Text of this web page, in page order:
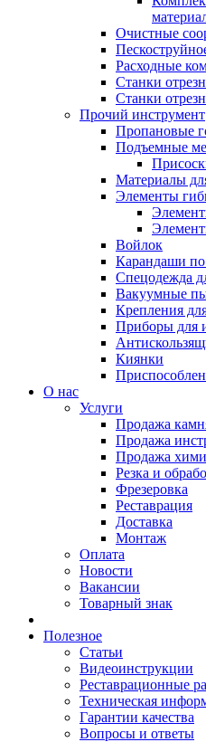
Очистные
Расходные
Станки
Станки
Прочий инструмент
Пропановые
Подъeмные
Материалы
Элементы
Войлок
Карандаши
Спецодежда
Вакуумные
Крепления
Приборы для
Киянки
О нас
Услуги
Продажа
Продажа
Продажа
Резка и
Фрезеровка
Реставрация
Доставка
Монтаж
Оплата
Новости
Вакансии
Товарный знак
Полезное
Статьи
Видеоинструкции
Реставрационные
Техническая
Гарантии качества
Вопросы и ответы